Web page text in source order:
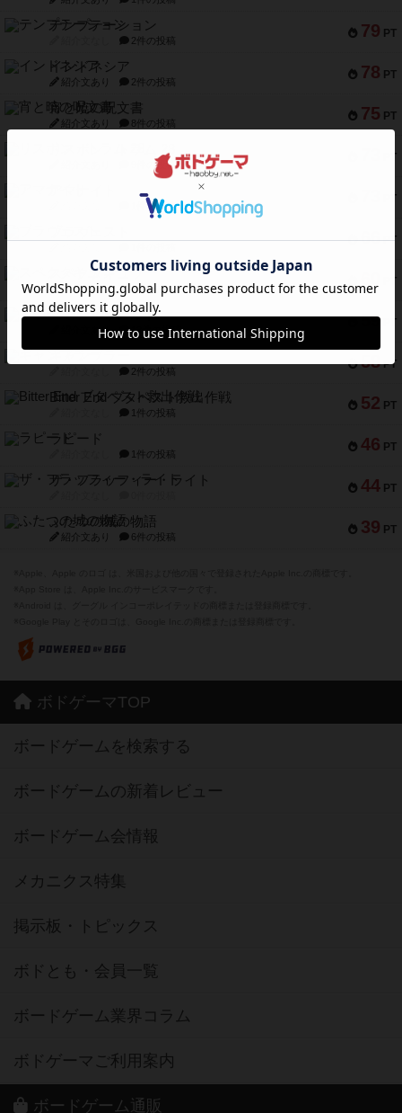
79 PT
テンプテーション
2件の投稿
78 PT
インドネシア
紹介文あり 2件の投稿
75 PT
宵と暁の呪文書
紹介文あり 8件の投稿
PT
9件の投稿
PT
1件の投稿
66 PT
PT
スペクタキュラー
紹介文なし 1件の投稿
59 PT
スモールワールド
紹介文あり 13件の投稿
58 PT
2件の投稿
52 PT
Bitter End ブタペスト救出作戦
1件の投稿
46 PT
ラピード
1件の投稿
44 PT
ザ・フラッフィー・ライト
39 PT
ふたつの城の物語
紹介文あり 6件の投稿
ボドゲーマTOP
ボードゲームを検索する
ボードゲームの新着レビュー
ボードゲーム会情報
メカニクス特集
掲示板・トピックス
ボドとも・会員一覧
ボードゲーム業界コラム
ボドゲーマご利用案内
ボードゲーム通販